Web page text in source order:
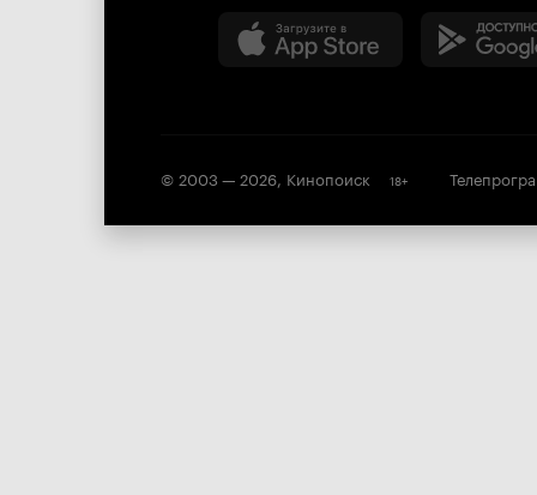
© 2003 — 2026, Кинопоиск 18+